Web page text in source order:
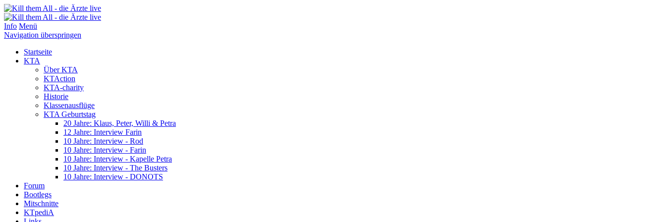
Info Menü
Navigation überspringen
Startseite
KTA
Über KTA
KTAction
KTA-charity
Historie
Klassenausflüge
KTA Geburtstag
20 Jahre: Klaus, Peter, Willi & Petra
12 Jahre: Interview Farin
10 Jahre: Interview - Rod
10 Jahre: Interview - Farin
10 Jahre: Interview - Kapelle Petra
10 Jahre: Interview - The Busters
10 Jahre: Interview - DONOTS
Forum
Bootlegs
Mitschnitte
KTpediA